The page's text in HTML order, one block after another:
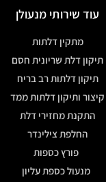
עוד שירותי מנעולן
מתקין דלתות
תיקון דלת שריונית חסם
תיקון דלתות רב בריח
קיצור ותיקון דלתות ממד
התקנת מחזירי דלת
החלפת צילינדר
פורץ כספות
מנעול כספת עליון